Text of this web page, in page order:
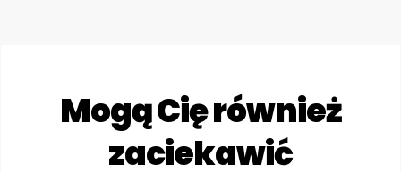
Mogą Cię również
zaciekawić